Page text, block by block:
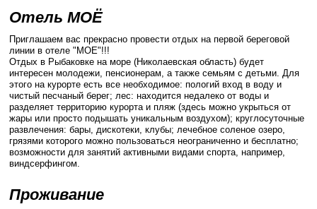
Отель МОЁ
Приглашаем вас прекрасно провести отдых на первой береговой
линии в отеле "МОЕ"!!!
Отдых в Рыбаковке на море (Николаевская область) будет
интересен молодежи, пенсионерам, а также семьям с детьми. Для
этого на курорте есть все необходимое: пологий вход в воду и
чистый песчаный берег; лес: находится недалеко от воды и
разделяет территорию курорта и пляж (здесь можно укрыться от
жары или просто подышать уникальным воздухом); круглосуточные
развлечения: бары, дискотеки, клубы; лечебное соленое озеро,
грязями которого можно пользоваться неограниченно и бесплатно;
возможности для занятий активными видами спорта, например,
виндсерфингом.
Проживание